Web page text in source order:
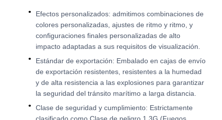
Efectos personalizados: admitimos combinaciones de
colores personalizadas, ajustes de ritmo y ritmo, y
configuraciones finales personalizadas de alto
impacto adaptadas a sus requisitos de visualización.
Estándar de exportación: Embalado en cajas de envío
de exportación resistentes, resistentes a la humedad
y de alta resistencia a las explosiones para garantizar
la seguridad del tránsito marítimo a larga distancia.
Clase de seguridad y cumplimiento: Estrictamente